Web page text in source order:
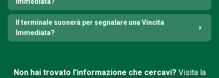
Il terminale suonerà per segnalare una Vincita
Immediata?
Non hai trovato l’informazione che cercavi? Visita la